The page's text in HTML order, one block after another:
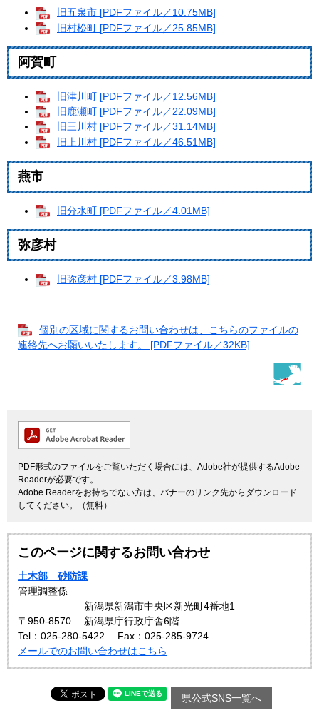
旧五泉市 [PDFファイル／10.75MB]
旧村松町 [PDFファイル／25.85MB]
阿賀町
旧津川町 [PDFファイル／12.56MB]
旧鹿瀬町 [PDFファイル／22.09MB]
旧三川村 [PDFファイル／31.14MB]
旧上川村 [PDFファイル／46.51MB]
燕市
旧分水町 [PDFファイル／4.01MB]
弥彦村
旧弥彦村 [PDFファイル／3.98MB]
個別の区域に関するお問い合わせは、こちらのファイルの
連絡先へお願いいたします。 [PDFファイル／32KB]
PDF形式のファイルをご覧いただく場合には、Adobe社が提供するAdobe
Readerが必要です。
Adobe Readerをお持ちでない方は、バナーのリンク先からダウンロード
してください。（無料）
このページに関するお問い合わせ
土木部 砂防課
管理調整係
〒950-8570
新潟県新潟市中央区新光町4番地1
新潟県庁行政庁舎6階
Tel：025-280-5422
Fax：025‐285‐9724
メールでのお問い合わせはこちら
県公式SNS一覧へ